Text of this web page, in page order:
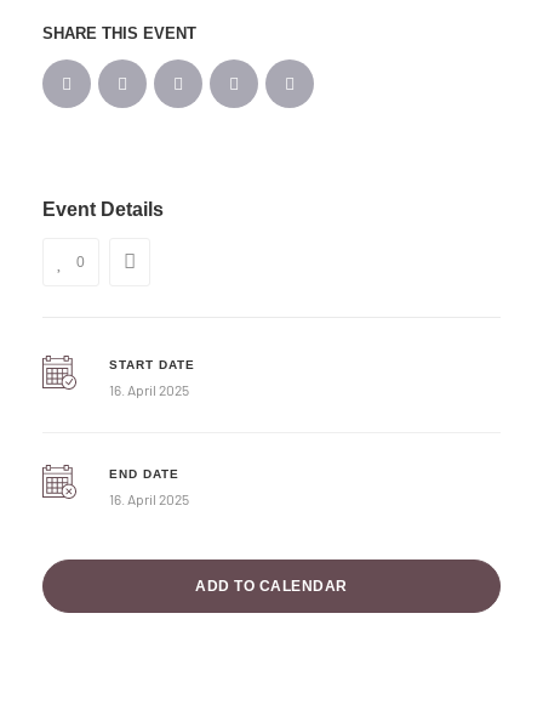
SHARE THIS EVENT
Event Details
0
START DATE
16. April 2025
END DATE
16. April 2025
ADD TO CALENDAR